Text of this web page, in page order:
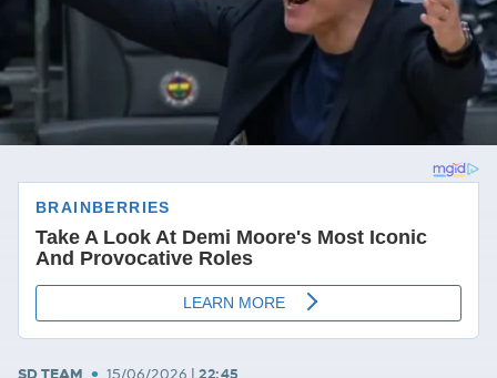
SD TEAM 15/06/2026 | 22:45